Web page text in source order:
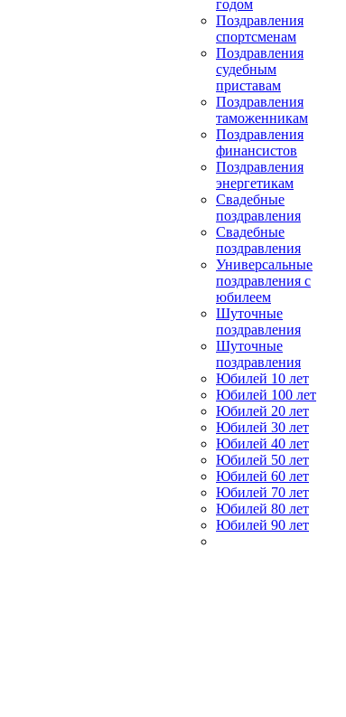
годом
Поздравления
спортсменам
Поздравления
судебным
приставам
Поздравления
таможенникам
Поздравления
финансистов
Поздравления
энергетикам
Свадебные
поздравления
Свадебные
поздравления
Универсальные
поздравления с
юбилеем
Шуточные
поздравления
Шуточные
поздравления
Юбилей 10 лет
Юбилей 100 лет
Юбилей 20 лет
Юбилей 30 лет
Юбилей 40 лет
Юбилей 50 лет
Юбилей 60 лет
Юбилей 70 лет
Юбилей 80 лет
Юбилей 90 лет